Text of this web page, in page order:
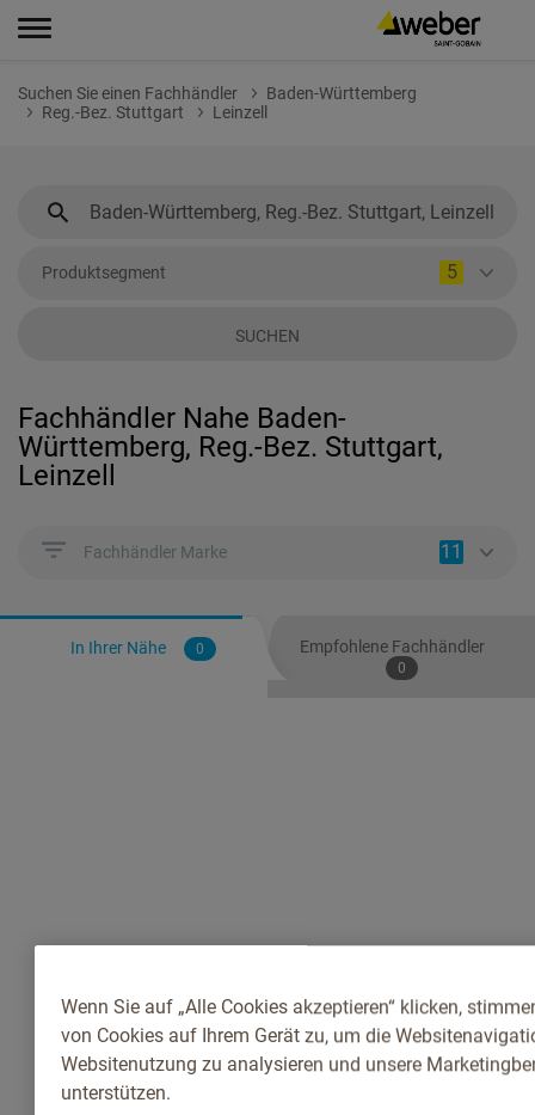
Suchen Sie einen Fachhändler
Baden-Württemberg
Reg.-Bez. Stuttgart
Leinzell
Produktsegment 5
SUCHEN
Fachhändler Nahe Baden-
Württemberg, Reg.-Bez. Stuttgart,
Leinzell
Fachhändler Marke 11
In Ihrer Nähe 0 Empfohlene Fachhändler
0
Wenn Sie auf „Alle Cookies akzeptieren“ klicken,
von Cookies auf Ihrem Gerät zu, um die
Websitenutzung zu analysieren und unsere
unterstützen.